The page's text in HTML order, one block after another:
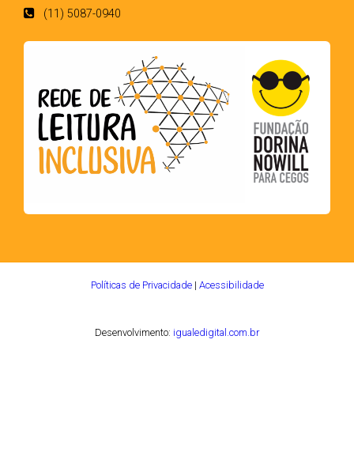
(11) 5087-0940
Políticas de Privacidade| Acessibilidade
Desenvolvimento: igualedigital.com.br